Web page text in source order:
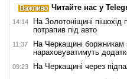
Читайте нас у
14:14
На Золотоніщині пішохід
потрапив під авто
11:37
На Черкащині боржникам
нараховуватимуть
09:23 На Черкащині через